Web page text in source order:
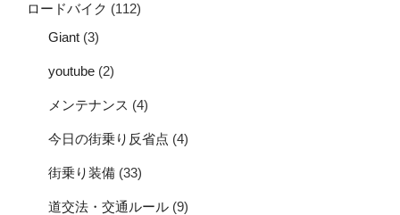
ロードバイク (112)
Giant (3)
youtube (2)
メンテナンス (4)
今日の街乗り反省点 (4)
街乗り装備 (33)
道交法・交通ルール (9)